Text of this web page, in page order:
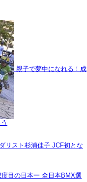
親子で夢中になれる！成
リスト杉浦佳子 JCF初とな
度目の日本一 全日本BMX選